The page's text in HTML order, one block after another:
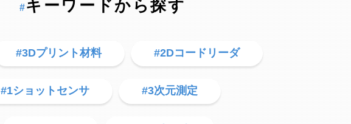
#キーワードから探す
#3Dプリント材料 #2Dコードリーダ
#1ショットセンサ #3次元測定